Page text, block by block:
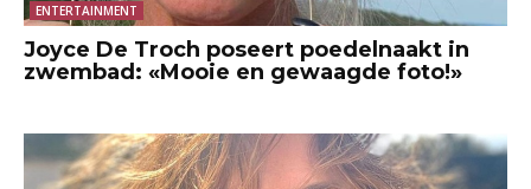
ENTERTAINMENT
Joyce De Troch poseert poedelnaakt in
zwembad: «Mooie en gewaagde foto!»